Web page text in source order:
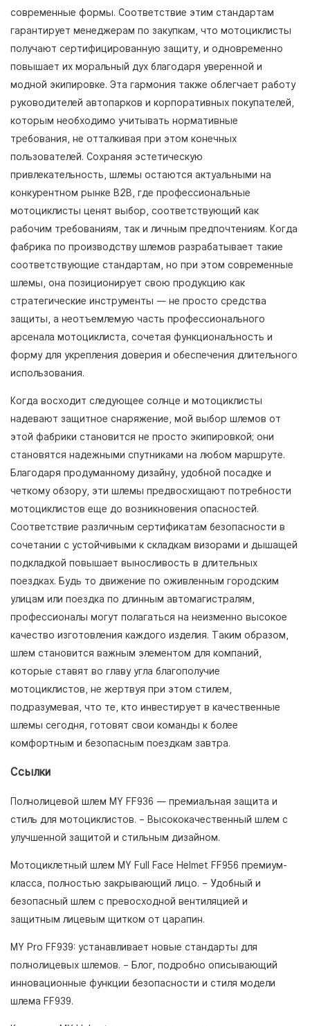
современные формы. Соответствие этим стандартам
гарантирует менеджерам по закупкам, что мотоциклисты
получают сертифицированную защиту, и одновременно
повышает их моральный дух благодаря уверенной и
модной экипировке. Эта гармония также облегчает работу
руководителей автопарков и корпоративных покупателей,
которым необходимо учитывать нормативные
требования, не отталкивая при этом конечных
пользователей. Сохраняя эстетическую
привлекательность, шлемы остаются актуальными на
конкурентном рынке B2B, где профессиональные
мотоциклисты ценят выбор, соответствующий как
рабочим требованиям, так и личным предпочтениям. Когда
фабрика по производству шлемов разрабатывает такие
соответствующие стандартам, но при этом современные
шлемы, она позиционирует свою продукцию как
стратегические инструменты — не просто средства
защиты, а неотъемлемую часть профессионального
арсенала мотоциклиста, сочетая функциональность и
форму для укрепления доверия и обеспечения длительного
использования.
Когда восходит следующее солнце и мотоциклисты
надевают защитное снаряжение, мой выбор шлемов от
этой фабрики становится не просто экипировкой; они
становятся надежными спутниками на любом маршруте.
Благодаря продуманному дизайну, удобной посадке и
четкому обзору, эти шлемы предвосхищают потребности
мотоциклистов еще до возникновения опасностей.
Соответствие различным сертификатам безопасности в
сочетании с устойчивыми к складкам визорами и дышащей
подкладкой повышает выносливость в длительных
поездках. Будь то движение по оживленным городским
улицам или поездка по длинным автомагистралям,
профессионалы могут полагаться на неизменно высокое
качество изготовления каждого изделия. Таким образом,
шлем становится важным элементом для компаний,
которые ставят во главу угла благополучие
мотоциклистов, не жертвуя при этом стилем,
подразумевая, что те, кто инвестирует в качественные
шлемы сегодня, готовят свои команды к более
комфортным и безопасным поездкам завтра.
Ссылки
Полнолицевой шлем MY FF936 — премиальная защита и
стиль для мотоциклистов. – Высококачественный шлем с
улучшенной защитой и стильным дизайном.
Мотоциклетный шлем MY Full Face Helmet FF956 премиум-
класса, полностью закрывающий лицо. – Удобный и
безопасный шлем с превосходной вентиляцией и
защитным лицевым щитком от царапин.
MY Pro FF939: устанавливает новые стандарты для
полнолицевых шлемов. – Блог, подробно описывающий
инновационные функции безопасности и стиля модели
шлема FF939.